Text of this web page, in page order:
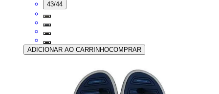
43/44
ADICIONAR AO CARRINHOCOMPRAR